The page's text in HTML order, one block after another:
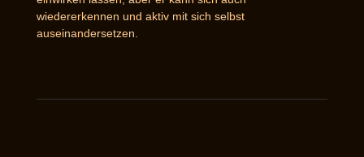
wiedererkennen und aktiv mit sich selbst
auseinandersetzen.